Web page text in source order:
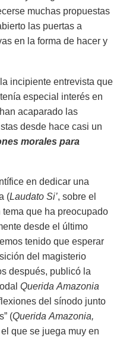
muchas propuestas
las puertas a
en la forma de hacer y
incipiente entrevista que
especial interés en
acaparado las
desde hace casi un
morales para
en dedicar una
(Laudato Si’, sobre el
que ha preocupado
desde el último
tenido que esperar
del magisterio
después, publicó la
Querida Amazonia
del sínodo junto
(Querida Amazonia,
que se juega muy en